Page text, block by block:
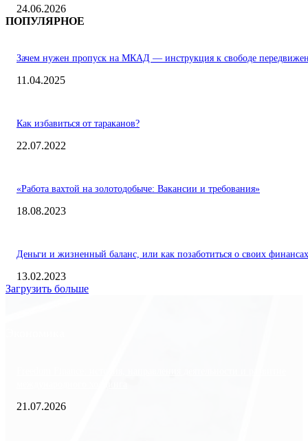
24.06.2026
ПОПУЛЯРНОЕ
Зачем нужен пропуск на МКАД — инструкция к свободе
11.04.2025
Как избавиться от тараканов?
22.07.2022
«Работа вахтой на золотодобыче: Вакансии и требования»
18.08.2023
Деньги и жизненный баланс, или как позаботиться о своих финансах
13.02.2023
Загрузить больше
21.07.2026